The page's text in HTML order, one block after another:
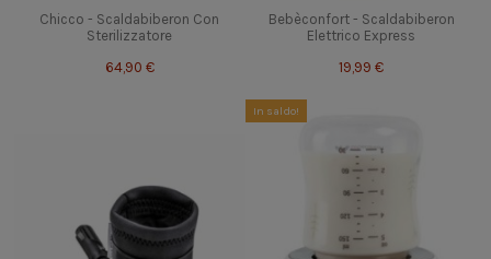
Chicco - Scaldabiberon Con
Sterilizzatore
64,90 €
Bebèconfort - Scaldabiberon
Elettrico Express
19,99 €
In saldo!